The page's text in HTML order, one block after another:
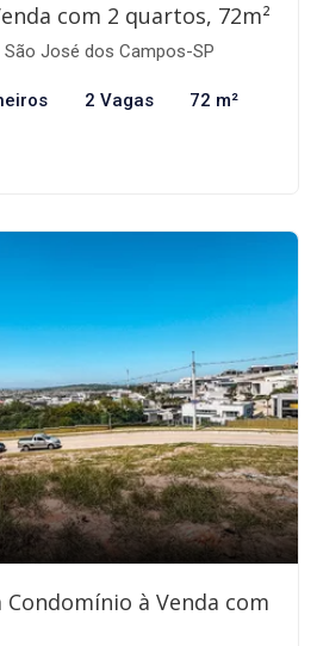
com 2 quartos, 72m²
São José dos Campos-SP
2 Vagas 72 m²
à Venda com